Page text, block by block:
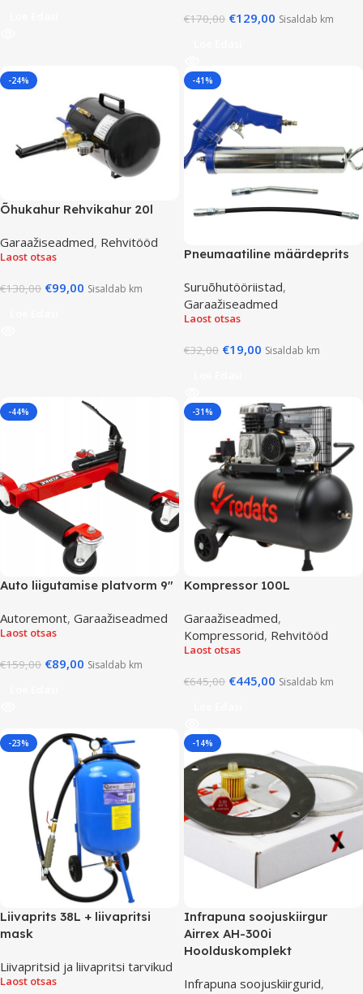
€170,00 €129,00 Sisaldab km
-24%
Õhukahur Rehvikahur 20l
Garaažiseadmed, Rehvitööd
Laost otsas
€130,00 €99,00 Sisaldab km
-41%
Pneumaatiline määrdeprits
Suruõhutööriistad,
Garaažiseadmed
Laost otsas
€32,00 €19,00 Sisaldab km
-44%
Auto liigutamise platvorm 9″
Autoremont, Garaažiseadmed
Laost otsas
€159,00 €89,00 Sisaldab km
-31%
Kompressor 100L
Garaažiseadmed,
Kompressorid, Rehvitööd
Laost otsas
€645,00 €445,00 Sisaldab km
-23%
Liivaprits 38L + liivapritsi
mask
Liivapritsid ja liivapritsi tarvikud
Laost otsas
-14%
Infrapuna soojuskiirgur
Airrex AH-300i
Hoolduskomplekt
Infrapuna soojuskiirgurid,